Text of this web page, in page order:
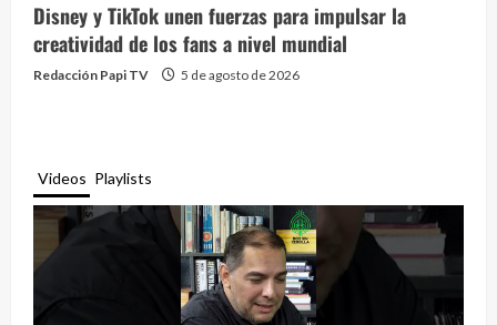
Disney y TikTok unen fuerzas para impulsar la
creatividad de los fans a nivel mundial
Redacción Papi TV 5 de agosto de 2026
Videos Playlists